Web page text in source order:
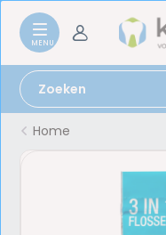
Home